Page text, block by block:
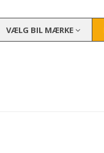
VÆLG BIL MÆRKE